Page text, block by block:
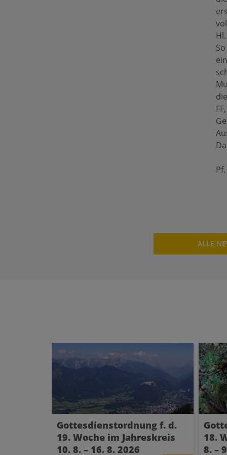
ALLE
Gottesdienstordnung f. d.
19. Woche im Jahreskreis
10. 8. – 16. 8. 2026
18.
8. –